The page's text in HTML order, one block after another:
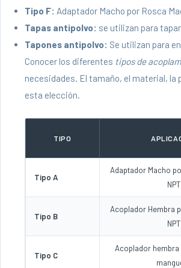
Tipo F: Adaptador Macho por Rosca
Tapas antipolvo: se utilizan para
Tapones antipolvo: Se utilizan para
Conocer los diferentes tipos de
necesidades. El tamaño, el material,
esta elección.
TIPO
Tipo A
Adaptador Macho
NPT
Tipo B
Acoplador Hembra
NPT
Tipo C
Acoplador